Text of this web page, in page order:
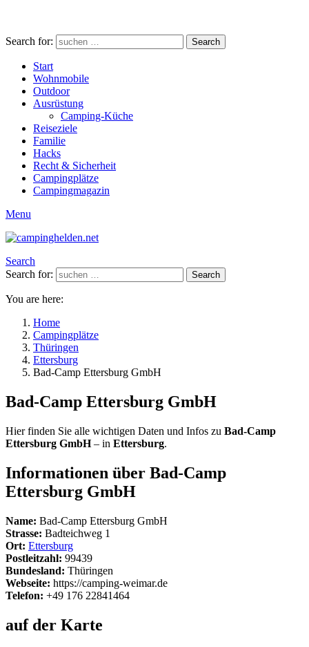
Search for: Search
Start
Wohnmobile
Outdoor
Ausrüstung
Camping-Küche
Reiseziele
Familie
Hacks
Recht & Sicherheit
Campingplätze
Campingmagazin
Menu
Search
Search for:
Search
You are here:
Home
Campingplätze
Thüringen
Ettersburg
Bad-Camp Ettersburg GmbH
Bad-Camp Ettersburg GmbH
Hier finden Sie alle wichtigen Daten und Infos zu Bad-Camp
Ettersburg GmbH– in Ettersburg.
Informationen über Bad-Camp
Ettersburg GmbH
Name: Bad-Camp Ettersburg GmbH
Strasse: Badteichweg 1
Ort: Ettersburg
Postleitzahl: 99439
Bundesland: Thüringen
Webseite: https://camping-weimar.de
Telefon: +49 176 22841464
auf der Karte